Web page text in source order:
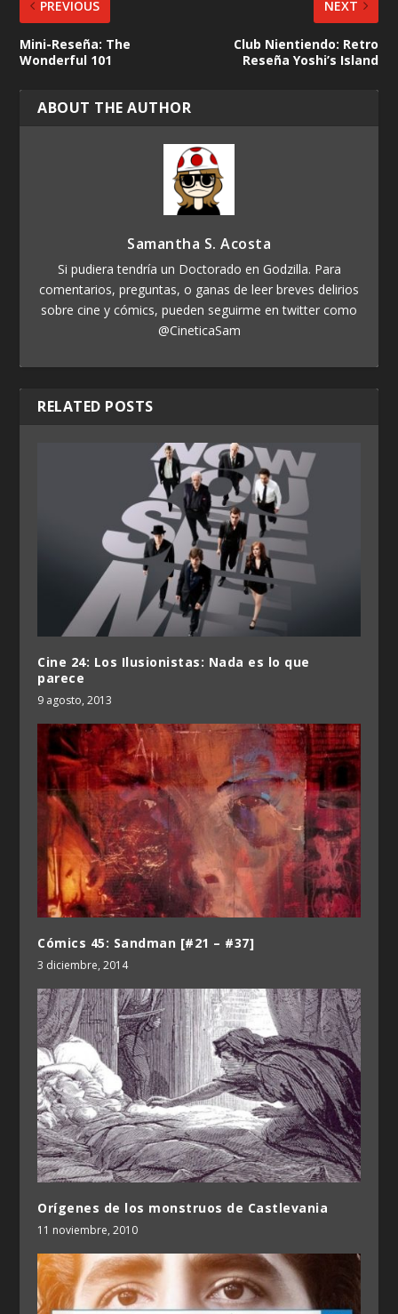
PREVIOUS
Mini-Reseña: The
Wonderful 101
NEXT
Club Nientiendo: Retro
Reseña Yoshi’s Island
ABOUT THE AUTHOR
Samantha S. Acosta
Si pudiera tendría un Doctorado en Godzilla. Para
comentarios, preguntas, o ganas de leer breves delirios
sobre cine y cómics, pueden seguirme en twitter como
@CineticaSam
RELATED POSTS
Cine 24: Los Ilusionistas: Nada es lo que
parece
9 agosto, 2013
Cómics 45: Sandman [#21 – #37]
3 diciembre, 2014
Orígenes de los monstruos de Castlevania
11 noviembre, 2010